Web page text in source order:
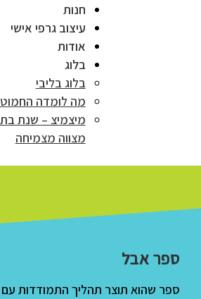
חנות
עיצוב גרפי אישי
אודות
בלוג
בלוג בליבי
מה לומדה החמוטל
מיצמיצ – שנת בת
מצווה מצמיחה
ספר אבל
ספר שהוא תוצר תהליך התמודדות עם